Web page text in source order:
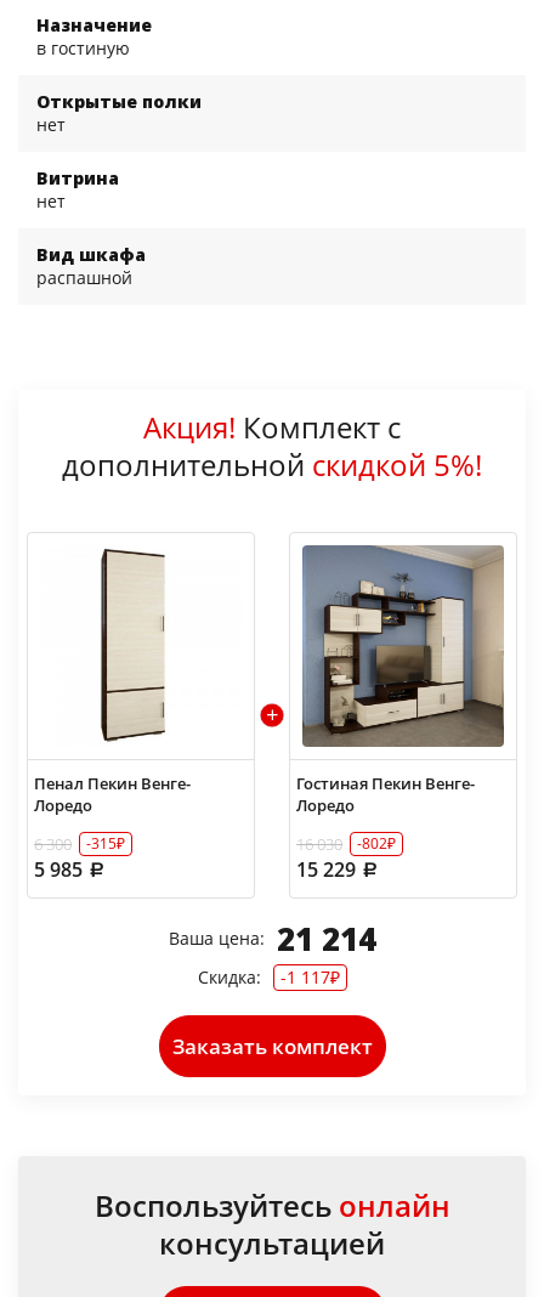
Назначение
в гостиную
Открытые полки
нет
Витрина
нет
Вид шкафа
распашной
Акция! Комплект с
дополнительной скидкой 5%!
Пенал Пекин Венге-
Лоредо
6 300
-315₽
5 985
Гостиная Пекин Венге-
Лоредо
16 030
-802₽
15 229
Ваша цена: 21 214
Скидка: -1 117₽
Заказать комплект
Воспользуйтесь онлайн
консультацией